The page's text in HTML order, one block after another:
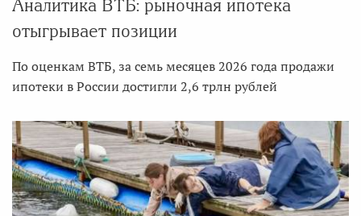
Аналитика ВТБ: рыночная ипотека
отыгрывает позиции
По оценкам ВТБ, за семь месяцев 2026 года продажи
ипотеки в России достигли 2,6 трлн рублей